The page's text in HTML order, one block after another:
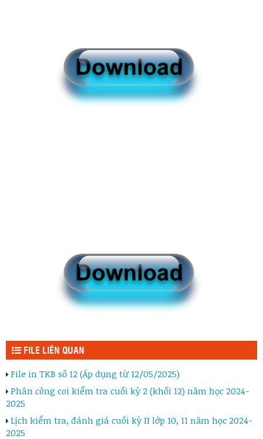
FILE LIÊN QUAN
File in TKB số 12 (Áp dụng từ 12/05/2025)
Phân công coi kiểm tra cuối kỳ 2 (khối 12) năm học 2024-
2025
Lịch kiểm tra, đánh giá cuối kỳ II lớp 10, 11 năm học 2024-
2025